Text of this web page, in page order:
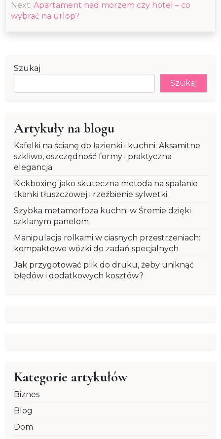
Next: Apartament nad morzem czy hotel – co
wybrać na urlop?
Szukaj
Szukaj
Artykuły na blogu
Kafelki na ścianę do łazienki i kuchni: Aksamitne
szkliwo, oszczędność formy i praktyczna
elegancja
Kickboxing jako skuteczna metoda na spalanie
tkanki tłuszczowej i rzeźbienie sylwetki
Szybka metamorfoza kuchni w Śremie dzięki
szklanym panelom
Manipulacja rolkami w ciasnych przestrzeniach:
kompaktowe wózki do zadań specjalnych
Jak przygotować plik do druku, żeby uniknąć
błędów i dodatkowych kosztów?
Kategorie artykułów
Biznes
Blog
Dom